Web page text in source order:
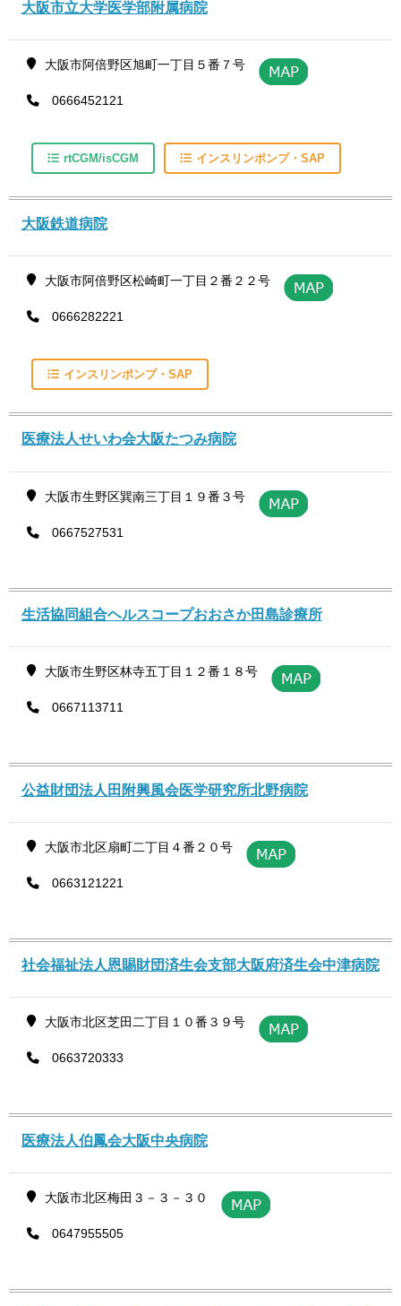
大阪市立大学医学部附属病院
大阪市阿倍野区旭町一丁目５番７号
0666452121
rtCGM/isCGM インスリンポンプ・SAP
大阪鉄道病院
大阪市阿倍野区松崎町一丁目２番２２号
0666282221
インスリンポンプ・SAP
医療法人せいわ会大阪たつみ病院
大阪市生野区巽南三丁目１９番３号
0667527531
生活協同組合ヘルスコープおおさか田島診療所
大阪市生野区林寺五丁目１２番１８号
0667113711
公益財団法人田附興風会医学研究所北野病院
大阪市北区扇町二丁目４番２０号
0663121221
社会福祉法人恩賜財団済生会支部大阪府済生会中津病院
大阪市北区芝田二丁目１０番３９号
0663720333
医療法人伯鳳会大阪中央病院
大阪市北区梅田３－３－３０
0647955505